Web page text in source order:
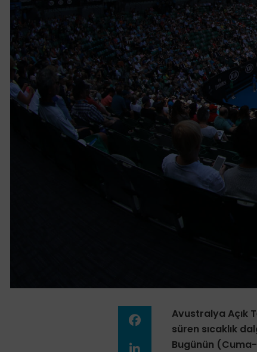
Avustralya Açık
süren sıcaklık
Bugünün (Cuma-